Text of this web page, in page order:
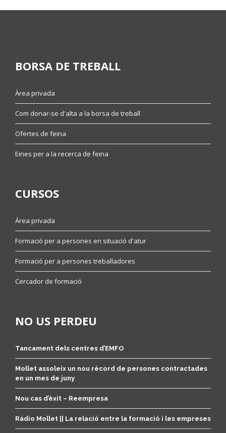
BORSA DE TREBALL
Àrea privada
Com donar-se d'alta a la borsa de treball
Ofertes de feina
Eines per a la recerca de feina
CURSOS
Àrea privada
Formació per a persones en situació d'atur
Formació per a persones treballadores
Cercador de formació
NO US PERDEU
Tancament dels centres d’EMFO
Mollet assoleix un nou rècord de persones contractades
en un mes de juny
Nou cas d’èxit – Reempresa
Ràdio Mollet || La relació entre la formació i les empreses